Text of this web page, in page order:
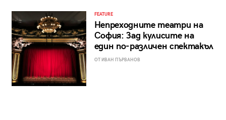
FEATURE
Непреходните театри на
София: Зад кулисите на
един по-различен спектакъл
ОТ ИВАН ПЪРВАНОВ